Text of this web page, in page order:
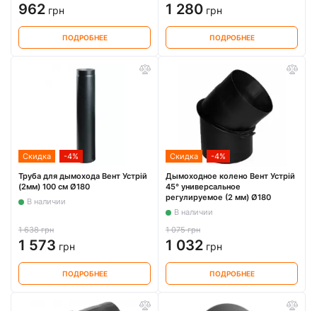
962 грн
ПОДРОБНЕЕ
1 280 грн
ПОДРОБНЕЕ
Скидка -4%
Труба для дымохода Вент Устрій
(2мм) 100 см Ø180
В наличии
1 638 грн
1 573 грн
ПОДРОБНЕЕ
Скидка -4%
Дымоходное колено Вент Устрій
45° универсальное
регулируемое (2 мм) Ø180
В наличии
1 075 грн
1 032 грн
ПОДРОБНЕЕ